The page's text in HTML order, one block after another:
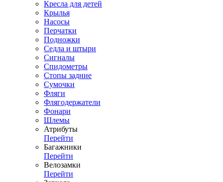
Кресла для детей
Крылья
Насосы
Перчатки
Подножки
Седла и штыри
Сигналы
Спидометры
Стопы задние
Сумочки
Фляги
Флягодержатели
Фонари
Шлемы
Атрибуты
Перейти
Багажники
Перейти
Велозамки
Перейти